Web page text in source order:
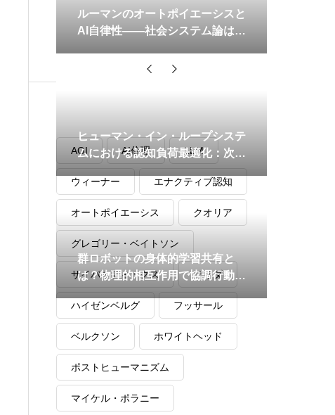
ルーマンのオートポイエーシスと
AI自律性——社会システム論は機
ヒューマン・イン・ループシステ
ムにおける認知負荷最適化：次世
代インタフェース設計の実践ガイ
ド
群ロボットの身体的学習共有と
は？物理的相互作用で協調行動を
自律獲得する仕組みを解説
AGI AI倫理 LLM
ウィーナー エナクティブ認知
オートポイエーシス クオリア
グレゴリー・ベイトソン
サイバネティックス デリダ
ハイゼンベルグ フッサール
ベルクソン ホワイトヘッド
ポストヒューマニズム
マイケル・ポラニー